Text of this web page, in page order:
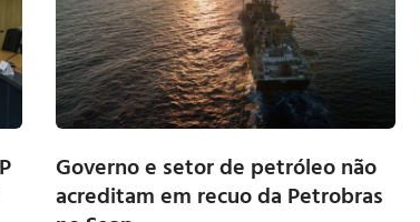
Governo e setor de petróleo não
acreditam em recuo da Petrobras